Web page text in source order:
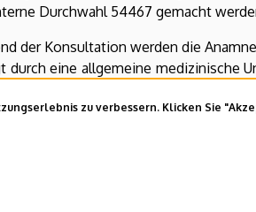
zu verbessern. Klicken Sie
Durchwahl 54467 gemacht
der Konsultation werden die
durch eine allgemeine medizinische
kann entschieden werden.